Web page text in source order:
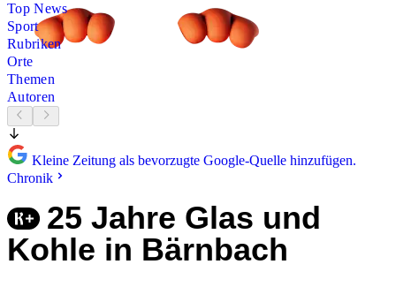
Top News
Sport
Rubriken
Orte
Themen
Autoren
Kleine Zeitung als bevorzugte Google-Quelle hinzufügen.
Chronik
25 Jahre Glas und
Kohle in Bärnbach